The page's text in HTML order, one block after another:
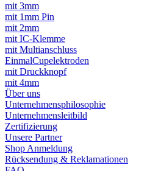
mit 3mm
mit 1mm Pin
mit 2mm
mit IC-Klemme
mit Multianschluss
EinmalCupelektroden
mit Druckknopf
mit 4mm
Über uns
Unternehmensphilosophie
Unternehmensleitbild
Zertifizierung
Unsere Partner
Shop Anmeldung
Rücksendung & Reklamationen